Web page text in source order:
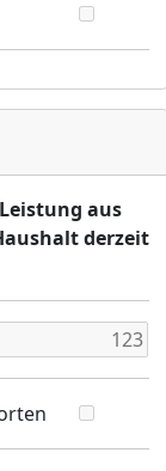
aus
derzeit